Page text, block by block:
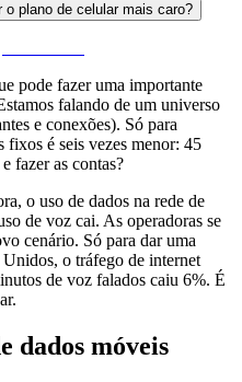
plano de celular mais caro?
pode fazer uma importante
falando de um universo
e conexões). Só para
fixos é seis vezes menor: 45
fazer as contas?
o uso de dados na rede de
de voz cai. As operadoras se
cenário. Só para dar uma
o tráfego de internet
de voz falados caiu 6%. É
dados móveis